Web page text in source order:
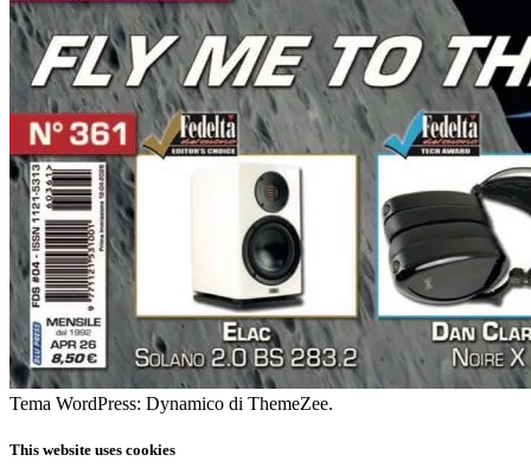
Tema WordPress: Dynamico di ThemeZee.
This website uses cookies